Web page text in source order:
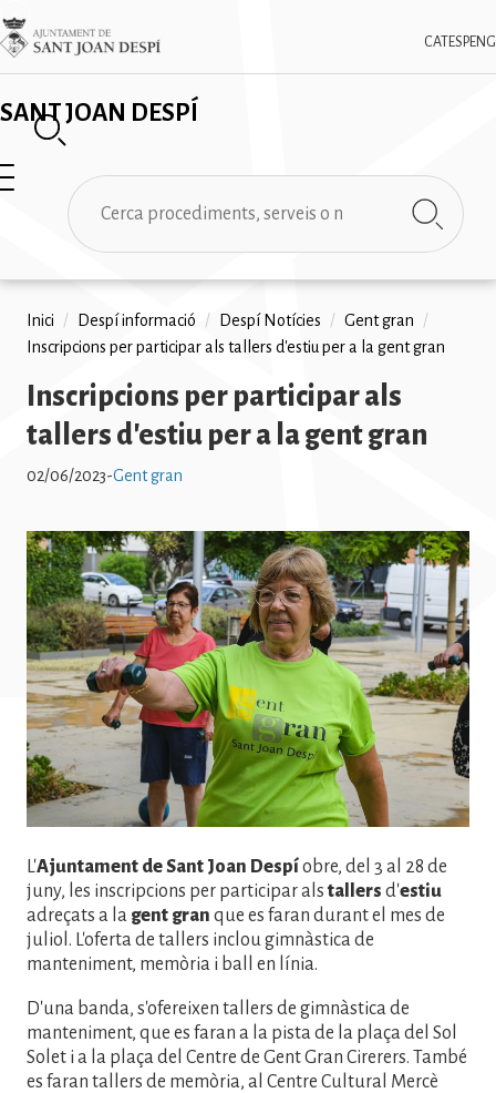
Vés
al
contingut
SANT JOAN DESPÍ
CAT ESPENG
Imatge
✕
Cerca
Fil
d'ariadna
Inici / Despí informació / Despí Notícies / Gent gran
/
Inscripcions per participar als tallers d'estiu per a la gent gran
Inscripcions per participar als
tallers d'estiu per a la gent gran
02/06/2023-Gent gran
Imatge
L'Ajuntament de Sant Joan Despíobre, del 3 al 28 de
juny, les inscripcions per participar alstallers d'estiu
adreçats a la gent gran que es faran durant el mes de
juliol. L'oferta de tallers inclou gimnàstica de
manteniment, memòria i ball en línia.
D'una banda, s'ofereixen tallers de gimnàstica de
manteniment, que es faran a la pista de la plaça del Sol
Solet i a la plaça del Centre de Gent Gran Cirerers. També
es faran tallers de memòria, al Centre Cultural Mercè